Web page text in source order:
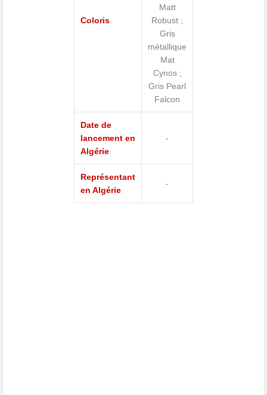
Coloris
Matt
Robust ;
Gris
métallique
Mat
Cynos ;
Gris Pearl
Falcon
Date de
lancement en
Algérie
-
Représentant
en Algérie
-